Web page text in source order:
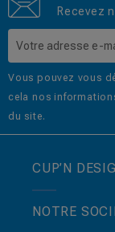
Recevez
Vous pouvez vous
cela nos
du site.
CUP’N
NOTRE